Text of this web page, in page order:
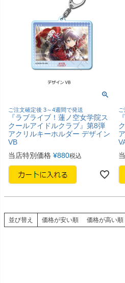
ご注文確定後 3～4週間で発送
『ラブライブ！蓮ノ空女学院ス
クールアイドルクラブ』第8弾
アクリルキーホルダー デザイン
VB
当店特別価格 ¥880税込
並び替え 価格が安い順 価格が高い順